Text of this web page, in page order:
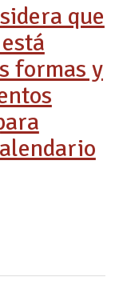
que
formas y